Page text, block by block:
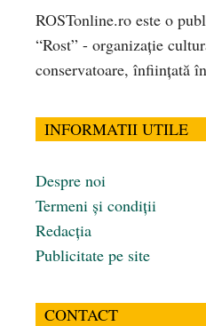
ROSTonline.ro este o
“Rost” - organizaţie
conservatoare, înfiinţată
INFORMATII UTILE
Despre noi
Termeni și condiții
Redacția
Publicitate pe site
CONTACT